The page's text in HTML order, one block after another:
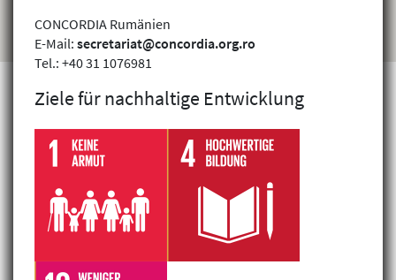
Projekte finden
CONCORDIA Rumänien
E-Mail: secretariat@concordia.org.ro
Tel.: +40 31 1076981
Ziele für nachhaltige Entwicklung